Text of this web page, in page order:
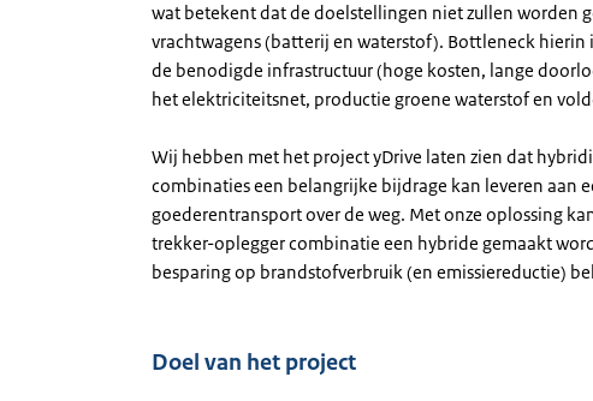
wat betekent dat de doelstellingen niet zullen worden
vrachtwagens (batterij en waterstof). Bottleneck hierin
de benodigde infrastructuur (hoge kosten, lange
het elektriciteitsnet, productie groene waterstof en
Wij hebben met het project yDrive laten zien dat
combinaties een belangrijke bijdrage kan leveren aan
goederentransport over de weg. Met onze oplossing
trekker-oplegger combinatie een hybride gemaakt
besparing op brandstofverbruik (en emissiereductie)
Doel van het project